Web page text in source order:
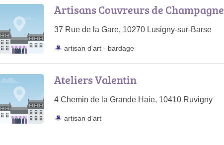
Artisans Couvreurs de Champagne
37 Rue de la Gare, 10270 Lusigny-sur-Barse
artisan d'art - bardage
Ateliers Valentin
4 Chemin de la Grande Haie, 10410 Ruvigny
artisan d'art